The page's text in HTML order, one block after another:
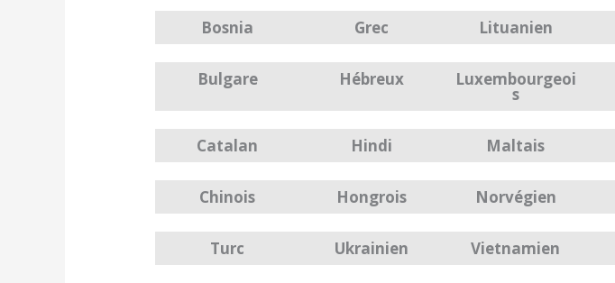
Bosnia Grec Lituanien
Bulgare Hébreux Luxembourgeoi
s
Catalan Hindi Maltais
Chinois Hongrois Norvégien
Turc Ukrainien Vietnamien